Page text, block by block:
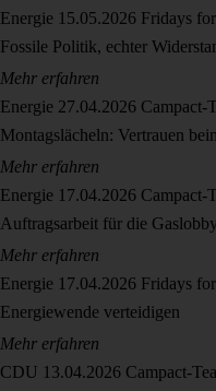
Energie 15.05.2026 Fridays
Fossile Politik, echter
Mehr erfahren
Energie 27.04.2026 Campact-
Montagslächeln: Vertrauen
Mehr erfahren
Energie 17.04.2026 Campact-
Auftragsarbeit für die
Mehr erfahren
Energie 17.04.2026 Fridays
Energiewende verteidigen
Mehr erfahren
CDU 13.04.2026 Campact-